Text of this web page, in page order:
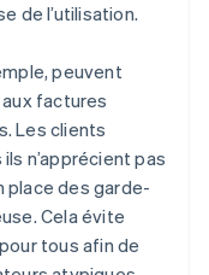
de l’utilisation.
peuvent
factures
Les clients
n’apprécient pas
place des garde-
Cela évite
tous afin de